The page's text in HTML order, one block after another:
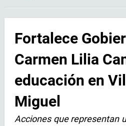
Fortalece
Carmen Lilia
educación en
Miguel
Acciones que representan